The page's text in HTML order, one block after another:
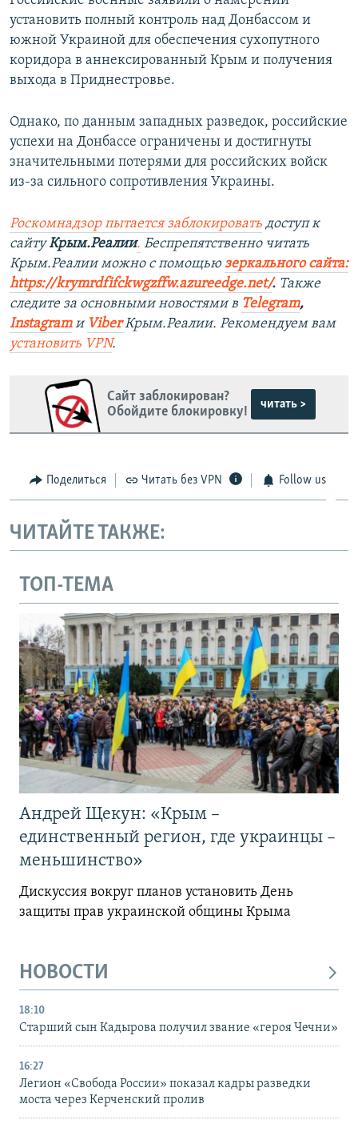
установить полный контроль над Донбассом и
южной Украиной для обеспечения сухопутного
коридора в аннексированный Крым и получения
выхода в Приднестровье.
Однако, по данным западных разведок, российские
успехи на Донбассе ограничены и достигнуты
значительными потерями для российских войск
из-за сильного сопротивления Украины.
Роскомнадзор пытается заблокировать доступ к
сайтуКрым.Реалии. Беспрепятственно читать
Крым.Реалии можно с помощью зеркального сайта:
https://krymrdfifckwgzffw.azureedge.net/. ​ Также
следите за основными новостями в Telegram,
Instagram и ViberКрым.Реалии. Рекомендуем вам
установить VPN.
Сайт заблокирован?
Обойдите блокировку!
читать >
Поделиться Читать без VPN Follow us
ЧИТАЙТЕ ТАКЖЕ:
ТОП-ТЕМА
Андрей Щекун: «Крым –
единственный регион, где украинцы –
меньшинство»
Дискуссия вокруг планов установить День
защиты прав украинской общины Крыма
НОВОСТИ
18:10
Старший сын Кадырова получил звание «героя Чечни»
16:27
Легион «Свобода России» показал кадры разведки
моста через Керченский пролив